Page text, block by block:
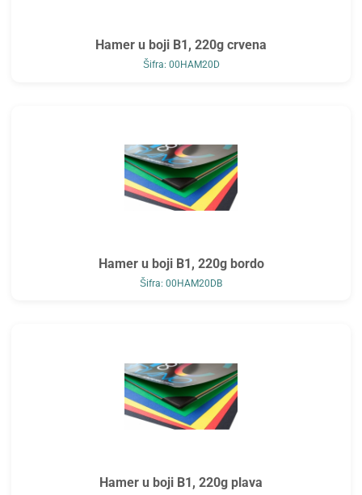
Hamer u boji B1, 220g crvena
Šifra: 00HAM20D
Hamer u boji B1, 220g bordo
Šifra: 00HAM20DB
Hamer u boji B1, 220g plava